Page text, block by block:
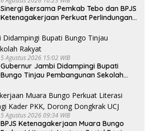
Sinergi Bersama Pemkab Tebo dan BPJS
Ketenagakerjaan Perkuat Perlindungan
5 Agustus 2026 15:02 WIB
Gubernur Jambi Didampingi Bupati
Bungo Tinjau Pembangunan Sekolah
5 Agustus 2026 09:34 WIB
BPJS Ketenagakerjaan Muara Bungo